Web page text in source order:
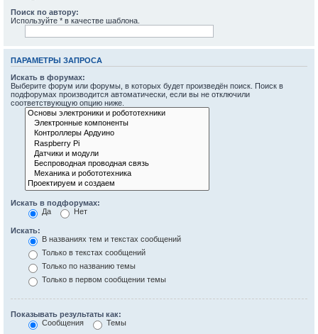
Поиск по автору:
Используйте * в качестве шаблона.
ПАРАМЕТРЫ ЗАПРОСА
Искать в форумах:
Выберите форум или форумы, в которых будет произведён поиск. Поиск в
подфорумах производится автоматически, если вы не отключили
соответствующую опцию ниже.
Искать в подфорумах:
Да
Нет
Искать:
В названиях тем и текстах сообщений
Только в текстах сообщений
Только по названию темы
Только в первом сообщении темы
Показывать результаты как:
Сообщения
Темы